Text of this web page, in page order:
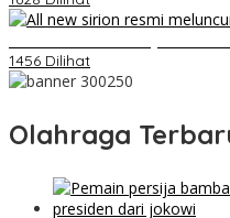
1456 Dilihat
Olahraga